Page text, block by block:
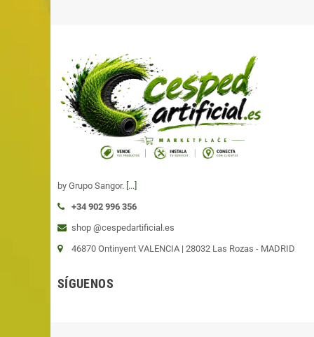
by Grupo Sangor. [...]
+34 902 996 356
shop @cespedartificial.es
46870 Ontinyent VALENCIA | 28032 Las Rozas - MADRID
SÍGUENOS